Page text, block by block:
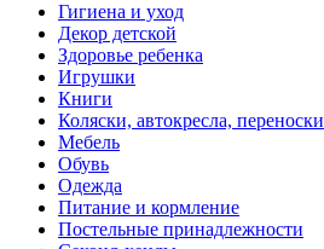
Гигиена и уход
Декор детской
Здоровье ребенка
Игрушки
Книги
Коляски, автокресла, переноски
Мебель
Обувь
Одежда
Питание и кормление
Постельные принадлежности